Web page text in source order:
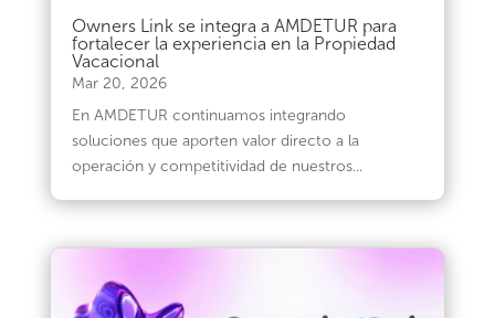
Owners Link se integra a AMDETUR para
fortalecer la experiencia en la Propiedad
Vacacional
Mar 20, 2026
En AMDETUR continuamos integrando
soluciones que aporten valor directo a la
operación y competitividad de nuestros...